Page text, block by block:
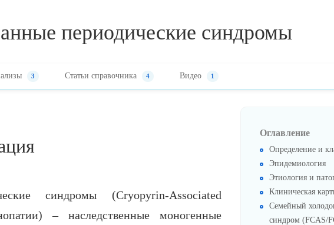
периодические синдромы
3 Статьи справочника 4 Видео 1
синдромы (Cryopyrin-Аssociated
– наследственные моногенные
Оглавление
Определение и
Эпидемиология
Этиология и
Клиническая
Семейный
синдром (FCAS/